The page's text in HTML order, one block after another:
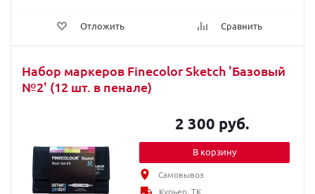
Отложить Сравнить
Набор маркеров Finecolor Sketch 'Базовый
№2' (12 шт. в пенале)
2 300 руб.
В корзину
Самовывоз
Курьер, ТК